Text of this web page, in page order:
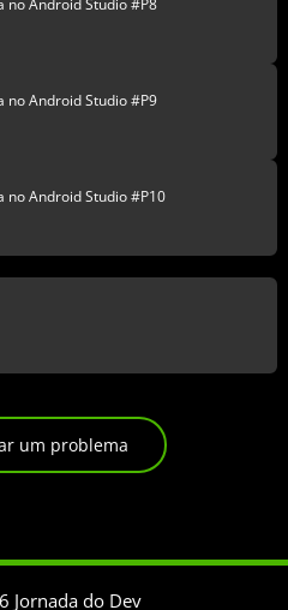
no Android Studio #P8
no Android Studio #P9
no Android Studio #P10
um problema
Jornada do Dev